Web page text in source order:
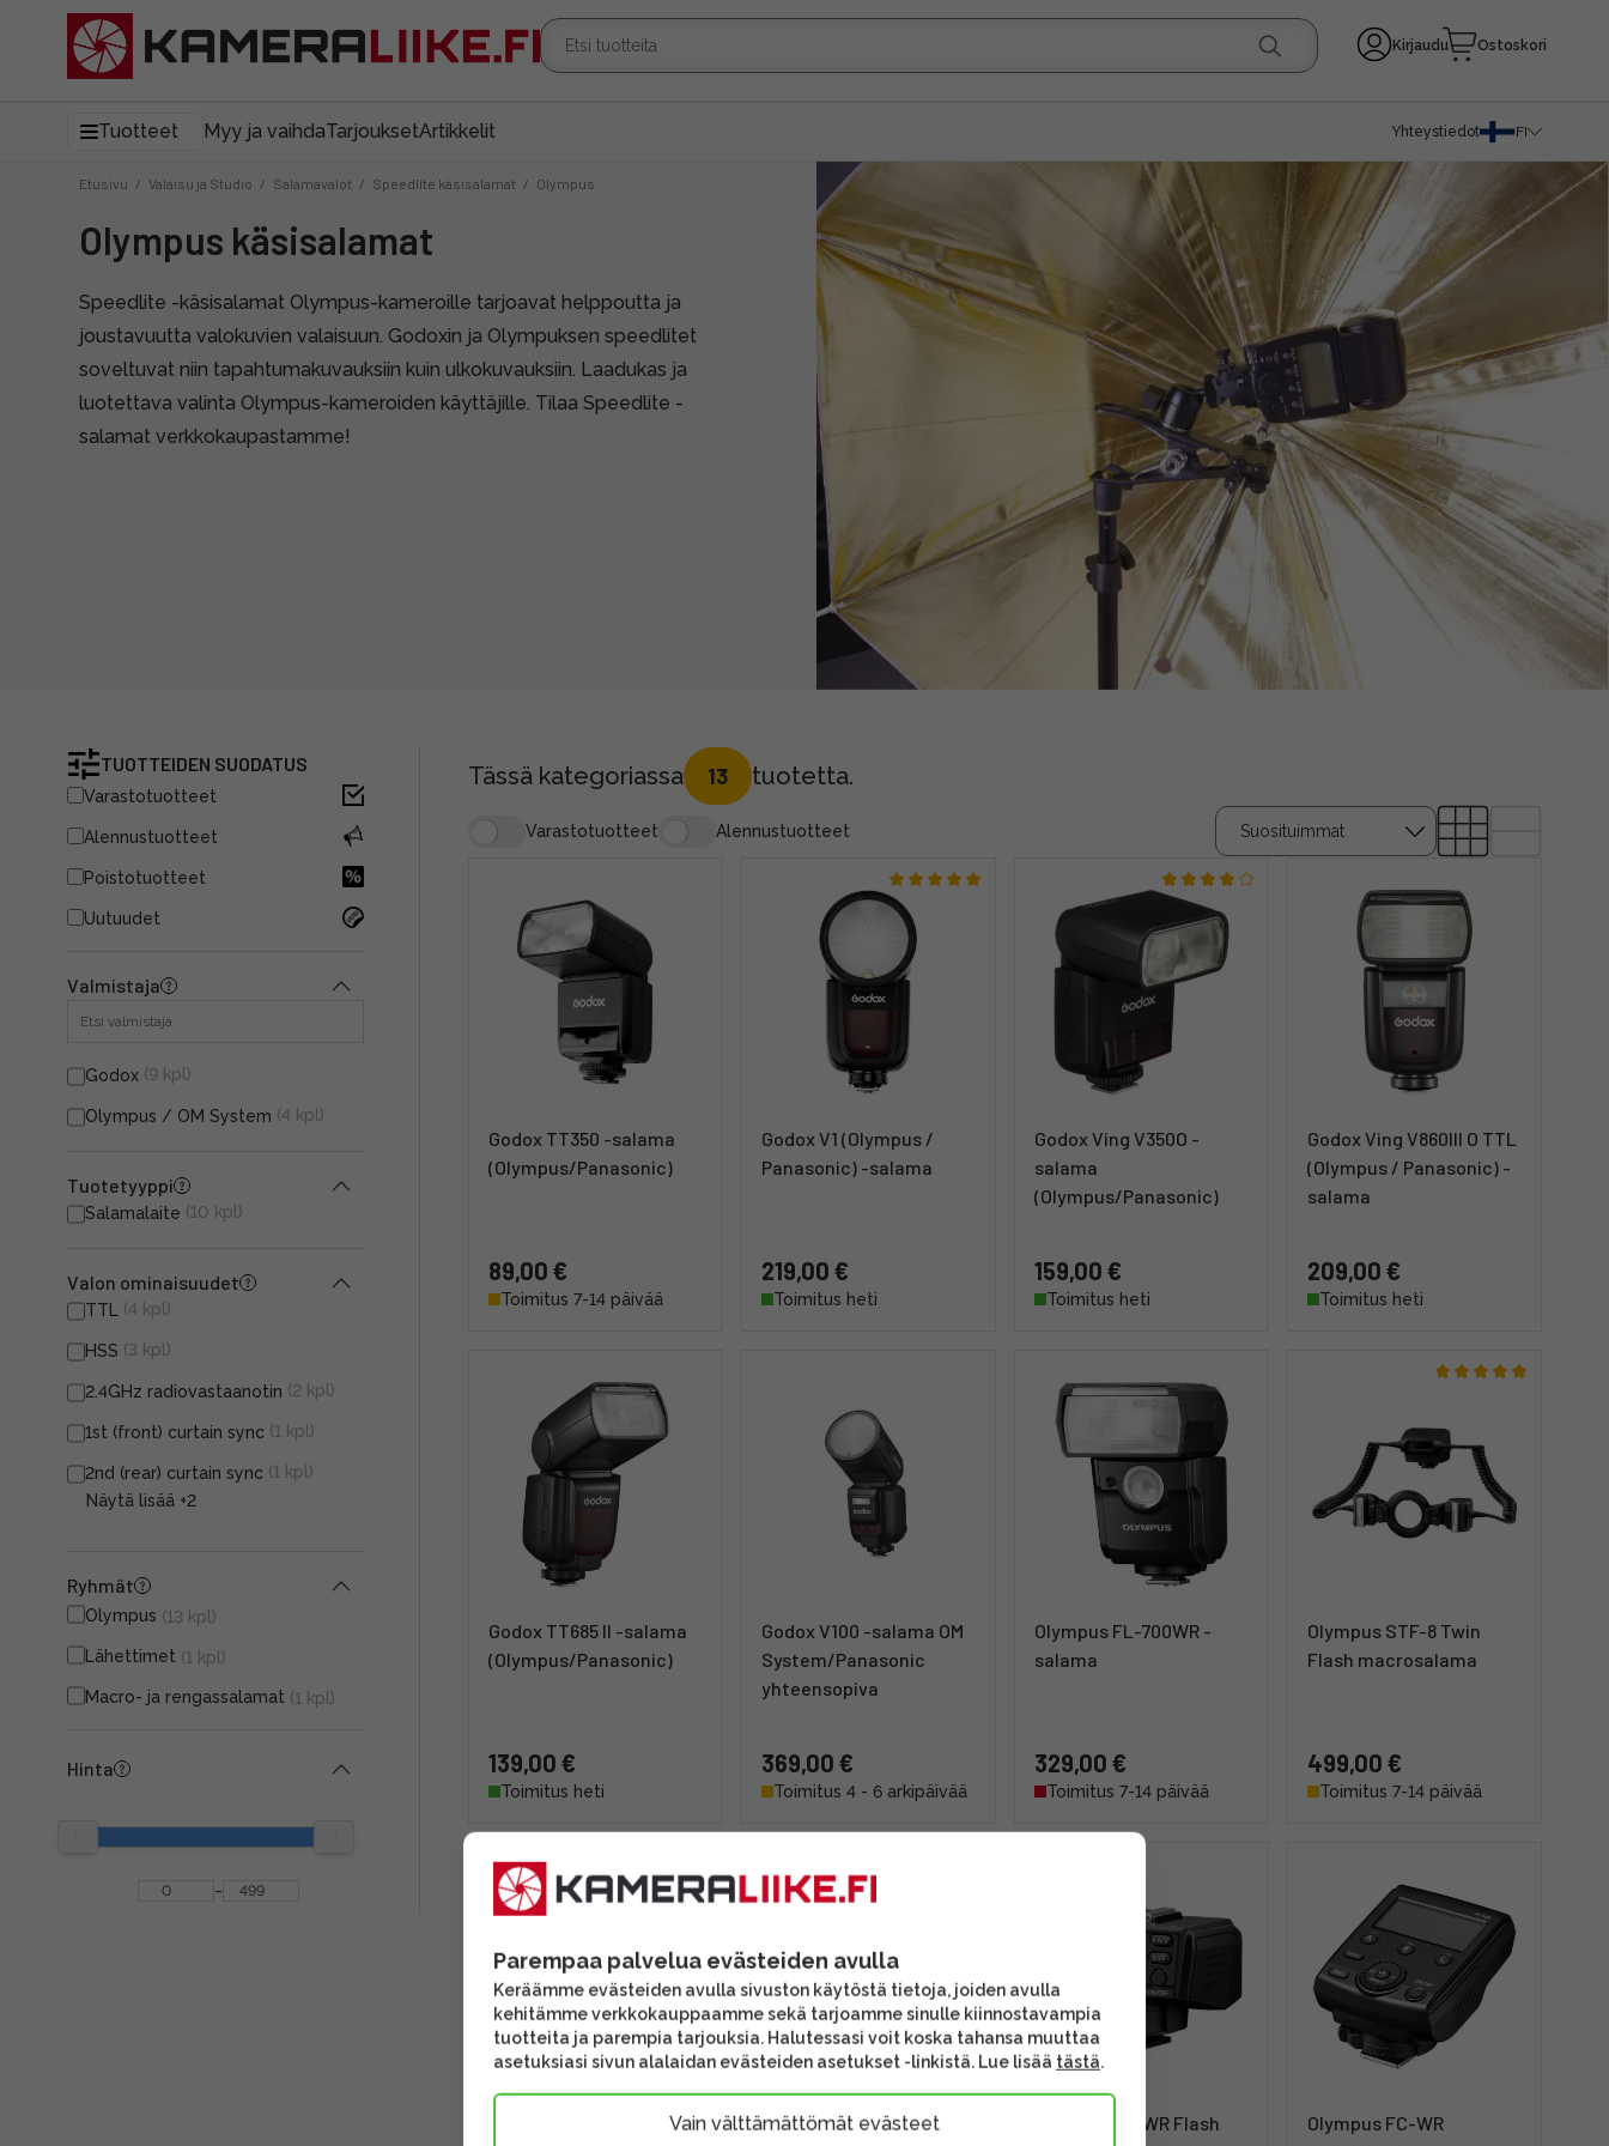
Kirjaudu Ostoskori
Tuotteet Myy ja vaihdaTarjouksetArtikkelit Yhteystiedot FI
Etusivu / Valaisu ja Studio / Salamavalot / Speedlite käsisalamat / Olympus
Olympus käsisalamat
Speedlite -käsisalamat Olympus-kameroille tarjoavat helppoutta ja
joustavuutta valokuvien valaisuun. Godoxin ja Olympuksen speedlitet
soveltuvat niin tapahtumakuvauksiin kuin ulkokuvauksiin. Laadukas ja
luotettava valinta Olympus-kameroiden käyttäjille. Tilaa Speedlite -
salamat verkkokaupastamme!
TUOTTEIDEN SUODATUS
Varastotuotteet
Alennustuotteet
Poistotuotteet
Uutuudet
Valmistaja
Godox (9 kpl)
Olympus / OM System (4 kpl)
Tuotetyyppi
Salamalaite (10 kpl)
Valon ominaisuudet
TTL (4 kpl)
HSS (3 kpl)
2.4GHz radiovastaanotin (2 kpl)
1st (front) curtain sync (1 kpl)
2nd (rear) curtain sync (1 kpl)
Näytä lisää +2
Ryhmät
Olympus (13 kpl)
Lähettimet (1 kpl)
Macro- ja rengassalamat (1 kpl)
Hinta
-
Tässä kategoriassa 13 tuotetta.
Varastotuotteet Alennustuotteet
Godox TT350 -salama
(Olympus/Panasonic)
89,00 €
Toimitus 7-14 päivää
Godox V1 (Olympus /
Panasonic) -salama
219,00 €
Toimitus heti
Godox Ving V350O -
salama
(Olympus/Panasonic)
159,00 €
Toimitus heti
Godox Ving V860III O TTL
(Olympus / Panasonic) -
salama
209,00 €
Toimitus heti
Godox TT685 II -salama
(Olympus/Panasonic)
139,00 €
Toimitus heti
Godox V100 -salama OM
System/Panasonic
yhteensopiva
369,00 €
Toimitus 4 - 6 arkipäivää
Olympus FL-700WR -
salama
329,00 €
Toimitus 7-14 päivää
Olympus STF-8 Twin
Flash macrosalama
499,00 €
Toimitus 7-14 päivää
Godox iT30Pro Silver
Olympus FR-WR Flash
Olympus FC-WR
Parempaa palvelua evästeiden avulla
Keräämme evästeiden avulla sivuston käytöstä tietoja, joiden avulla
kehitämme verkkokauppaamme sekä tarjoamme sinulle kiinnostavampia
tuotteita ja parempia tarjouksia. Halutessasi voit koska tahansa muuttaa
asetuksiasi sivun alalaidan evästeiden asetukset -linkistä. Lue lisää tästä.
Vain välttämättömät evästeet